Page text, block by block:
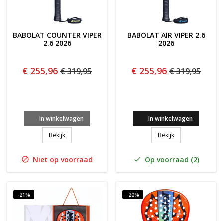
BABOLAT COUNTER VIPER
2.6 2026
€ 255,96 € 319,95
In winkelwagen
BekijkBabolat Counter Viper 2.6 2026
 Niet op voorraad
BABOLAT AIR VIPER 2.6
2026
€ 255,96 € 319,95
In winkelwagen
BekijkBabolat Air Viper
 Op voorraad (2)
-21% -20%